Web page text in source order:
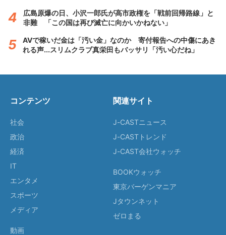
広島原爆の日、小沢一郎氏が高市政権を「戦前回帰路線」と
非難 「この国は再び滅亡に向かいかねない」
AVで稼いだ金は「汚い金」なのか 寄付報告への中傷にあき
れる声...スリムクラブ真栄田もバッサリ「汚い心だね」
コンテンツ
社会
政治
経済
IT
エンタメ
スポーツ
メディア
動画
関連サイト
J-CASTニュース
J-CASTトレンド
J-CAST会社ウォッチ
BOOKウォッチ
東京バーゲンマニア
Jタウンネット
ゼロまる